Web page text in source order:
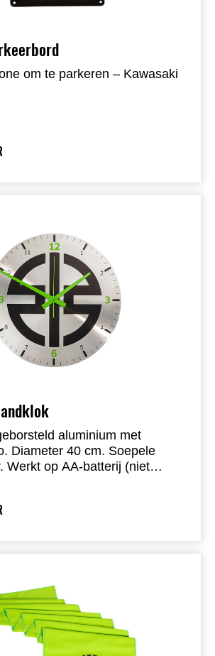
om te parkeren – Kawasaki
aluminium met
Diameter 40 cm. Soepele
Werkt op AA-batterij (niet